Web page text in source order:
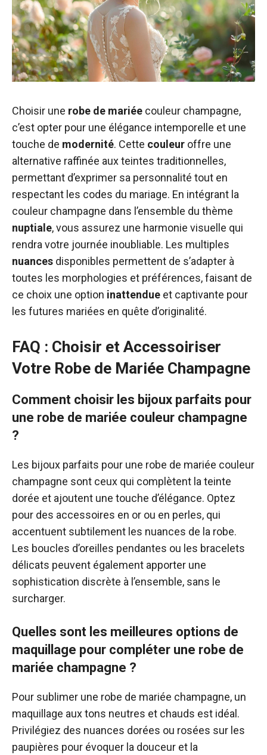
Choisir une robe de mariée couleur champagne,
c’est opter pour une élégance intemporelle et une
touche de modernité. Cette couleur offre une
alternative raffinée aux teintes traditionnelles,
permettant d’exprimer sa personnalité tout en
respectant les codes du mariage. En intégrant la
couleur champagne dans l’ensemble du thème
nuptiale, vous assurez une harmonie visuelle qui
rendra votre journée inoubliable. Les multiples
nuances disponibles permettent de s’adapter à
toutes les morphologies et préférences, faisant de
ce choix une option inattendue et captivante pour
les futures mariées en quête d’originalité.
FAQ : Choisir et Accessoiriser
Votre Robe de Mariée Champagne
Comment choisir les bijoux parfaits pour
une robe de mariée couleur champagne
?
Les bijoux parfaits pour une robe de mariée couleur
champagne sont ceux qui complètent la teinte
dorée et ajoutent une touche d’élégance. Optez
pour des accessoires en or ou en perles, qui
accentuent subtilement les nuances de la robe.
Les boucles d’oreilles pendantes ou les bracelets
délicats peuvent également apporter une
sophistication discrète à l’ensemble, sans le
surcharger.
Quelles sont les meilleures options de
maquillage pour compléter une robe de
mariée champagne ?
Pour sublimer une robe de mariée champagne, un
maquillage aux tons neutres et chauds est idéal.
Privilégiez des nuances dorées ou rosées sur les
paupières pour évoquer la douceur et la